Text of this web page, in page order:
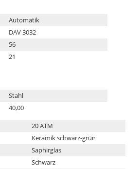
Automatik
DAV 3032
56
21
Stahl
40,00
20 ATM
Keramik schwarz-grün
Saphirglas
Schwarz